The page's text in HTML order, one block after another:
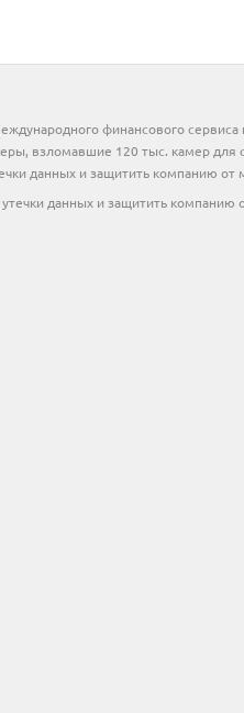
финансового сервиса
взломавшие 120 тыс. камер для
данных и защитить компанию